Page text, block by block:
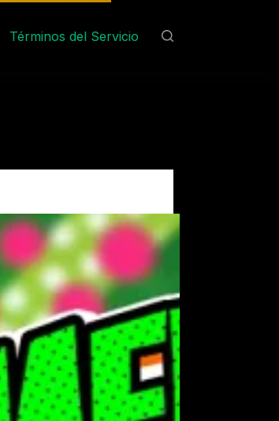
Términos del Servicio